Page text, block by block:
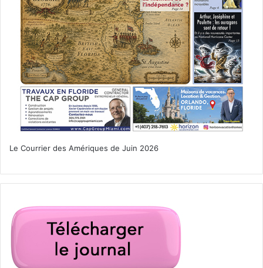
Le Courrier des Amériques de Juin 2026